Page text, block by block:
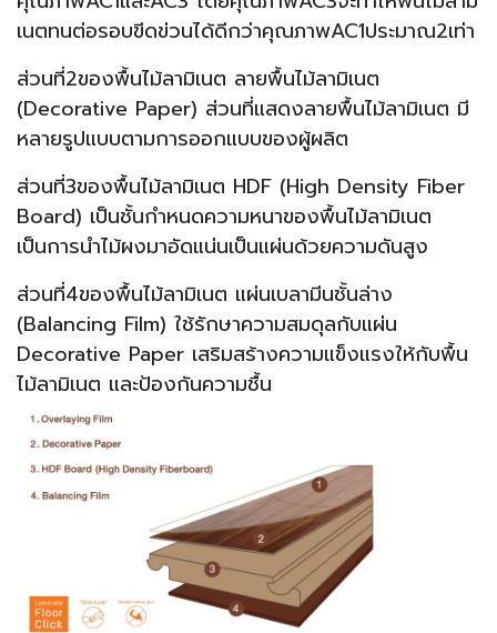
เนตทนต่อรอบขีดข่วนได้ดีกว่าคุณภาพAC1ประมาณ2เท่า
ส่วนที่2ของพื้นไม้ลามิเนต ลายพื้นไม้ลามิเนต
(Decorative Paper) ส่วนที่แสดงลายพื้นไม้ลามิเนต มี
หลายรูปแบบตามการออกแบบของผู้ผลิต
ส่วนที่3ของพื้นไม้ลามิเนต HDF (High Density Fiber
Board) เป็นชั้นกำหนดความหนาของพื้นไม้ลามิเนต
เป็นการนำไม้ผงมาอัดแน่นเป็นแผ่นด้วยความดันสูง
ส่วนที่4ของพื้นไม้ลามิเนต แผ่นเบลามีนชั้นล่าง
(Balancing Film) ใช้รักษาความสมดุลกับแผ่น
Decorative Paper เสริมสร้างความแข็งแรงให้กับพื้น
ไม้ลามิเนต และป้องกันความชื้น